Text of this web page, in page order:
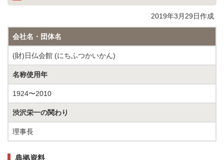
2019年3月29日作成
会社名・団体名
(財)日仏会館 (にちふつかいかん)
名称使用年
1924〜2010
渋沢栄一の関わり
理事長
典拠資料